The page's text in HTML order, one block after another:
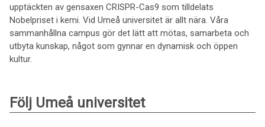
upptäckten av gensaxen CRISPR-Cas9 som tilldelats
Nobelpriset i kemi. Vid Umeå universitet är allt nära. Våra
sammanhållna campus gör det lätt att mötas, samarbeta och
utbyta kunskap, något som gynnar en dynamisk och öppen
kultur.
Följ Umeå universitet